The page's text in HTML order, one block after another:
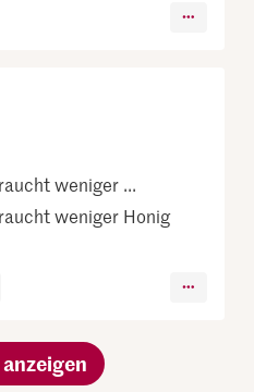
weniger ...
weniger Honig